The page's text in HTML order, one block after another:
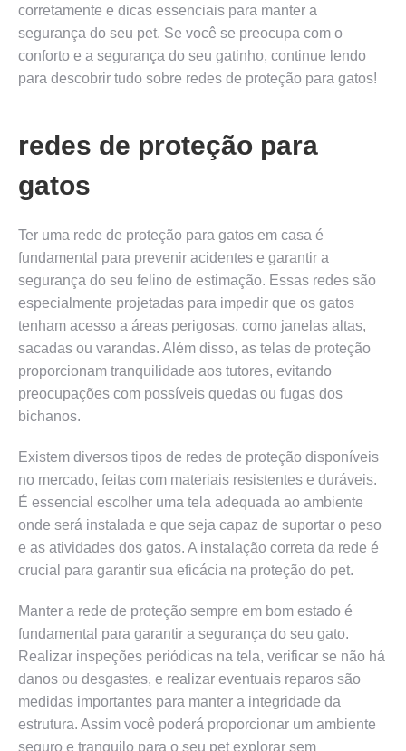
corretamente e dicas essenciais para manter a
segurança do seu pet. Se você se preocupa com o
conforto e a segurança do seu gatinho, continue lendo
para descobrir tudo sobre redes de proteção para gatos!
redes de proteção para
gatos
Ter uma rede de proteção para gatos em casa é
fundamental para prevenir acidentes e garantir a
segurança do seu felino de estimação. Essas redes são
especialmente projetadas para impedir que os gatos
tenham acesso a áreas perigosas, como janelas altas,
sacadas ou varandas. Além disso, as telas de proteção
proporcionam tranquilidade aos tutores, evitando
preocupações com possíveis quedas ou fugas dos
bichanos.
Existem diversos tipos de redes de proteção disponíveis
no mercado, feitas com materiais resistentes e duráveis.
É essencial escolher uma tela adequada ao ambiente
onde será instalada e que seja capaz de suportar o peso
e as atividades dos gatos. A instalação correta da rede é
crucial para garantir sua eficácia na proteção do pet.
Manter a rede de proteção sempre em bom estado é
fundamental para garantir a segurança do seu gato.
Realizar inspeções periódicas na tela, verificar se não há
danos ou desgastes, e realizar eventuais reparos são
medidas importantes para manter a integridade da
estrutura. Assim você poderá proporcionar um ambiente
seguro e tranquilo para o seu pet explorar sem